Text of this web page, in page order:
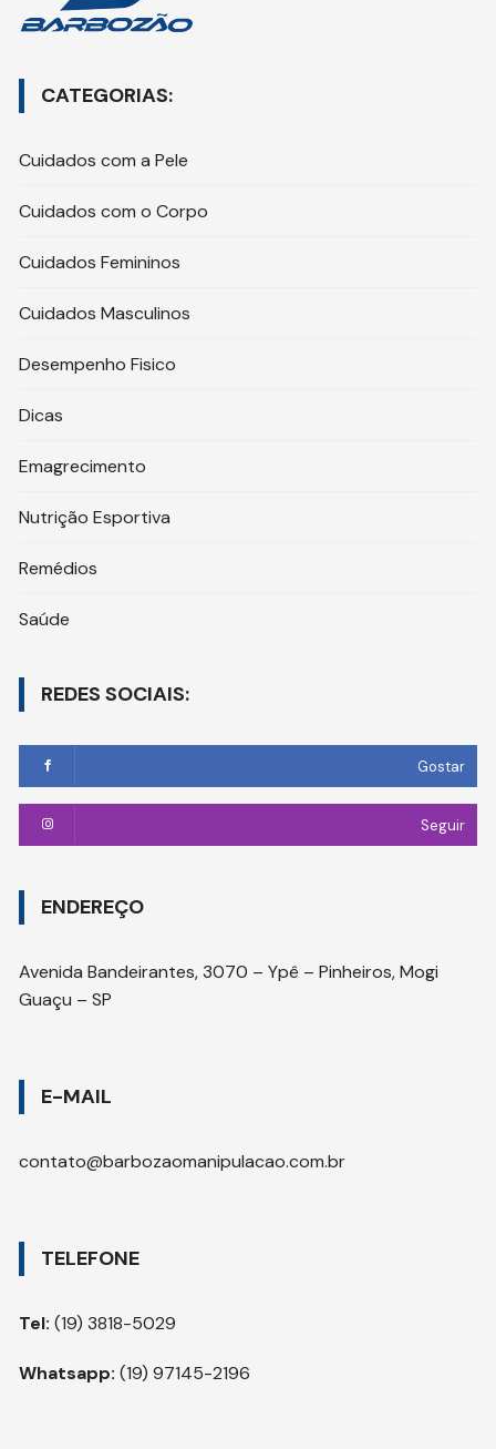
CATEGORIAS:
Cuidados com a Pele
Cuidados com o Corpo
Cuidados Femininos
Cuidados Masculinos
Desempenho Fisico
Dicas
Emagrecimento
Nutrição Esportiva
Remédios
Saúde
REDES SOCIAIS:
Gostar
Seguir
ENDEREÇO
Avenida Bandeirantes, 3070 – Ypê – Pinheiros, Mogi
Guaçu – SP
E-MAIL
contato@barbozaomanipulacao.com.br
TELEFONE
Tel: (19) 3818-5029
Whatsapp: (19) 97145-2196